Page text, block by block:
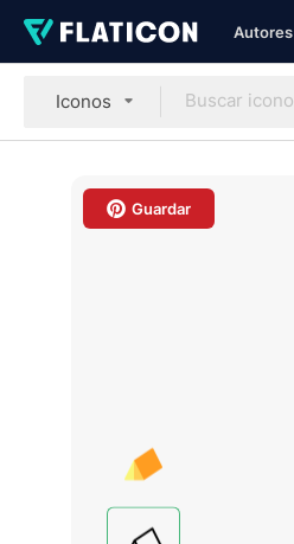
Autores
Iconos
Guardar